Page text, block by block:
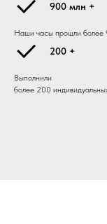
900 млн +
Наши часы прошли более
200 +
Выполнили
более 200